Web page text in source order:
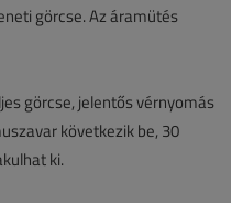
görcse. Az áramütés
görcse, jelentős vérnyomás
következik be, 30
ki.